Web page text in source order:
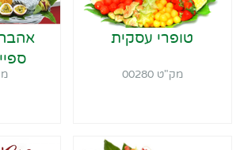
טופרי עסקית
מק"ט 00280